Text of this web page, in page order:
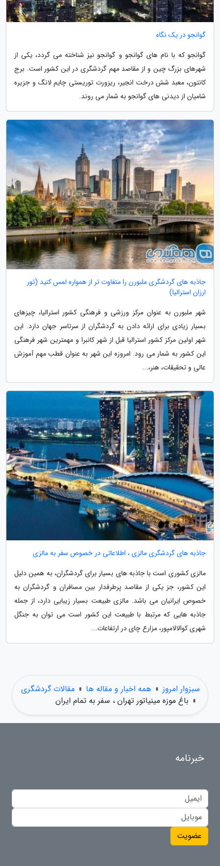
گوانجو در یک نگاه
گوانجو که با نام های گوانجو و گوانجو نیز شناخته می گردد، یکی از
شهرهای بزرگ چین و از مقاصد مهم گردشگری در این کشور است. برج
کانتون، معبد شش درخت انجیر، ریزورت توریستی چایم لانگ و جزیره
شامیان از دیدنی های گوانجو به شمار می روند.
جاذبه های گردشگری ملبورن را متفاوت تر از همواره لمس کنید (تور
ارزان استرالیا)
شهر ملبورن به عنوان مرکز ورزشی و فرهنگی کشور استرالیا، چیزهای
بسیار زیادی برای ارائه دادن به گردشگران از سرتاسر جهان دارد. این
شهر اولین مرکز کشور استرالیا قبل از شهر کانبرا و مهمترین شهر فرهنگی
این کشور به شمار می رود. امروزه این شهر به عنوان قطب مهم آموزش
عالی و تحقیقات، هنر،...
جاذبه های گردشگری مالزی ، اطلاعاتی در خصوص سفر به مالزی
مالزی کشوری است با جاذبه های بسیار برای گردشگران، به همین دلیل
این کشور، جز یکی از مقاصد پرطرفدار بین مسافران و گردشگران به
خصوص ایرانیان می باشد. مالزی طبیعت بسیار زیبایی دارد، از جمله
جاذبه هایی که مرتبط با طبیعت این کشور است می توان به جنگل
شهری کوالالامپور، مزارع چای در ارتفاعات...
سبزوار امروز » همه اخبار و مقاله ها » مقالات گردشگری
» باغ موزه مینیاتور تهران ، سفر به تمام ایران
خبرنامه
عضویت